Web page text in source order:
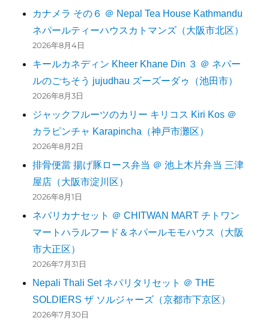
カナメラ その６ ＠ Nepal Tea House Kathmandu
ネパールティーハウスカトマンズ（大阪市北区）
2026年8月4日
キールカネディン Kheer Khane Din ３ ＠ ネパー
ルのごちそう jujudhau ズーズーダゥ（池田市）
2026年8月3日
ジャックフルーツのカリー キリコス Kiri Kos ＠
カラピンチャ Karapincha（神戸市灘区）
2026年8月2日
排骨便當 揚げ豚ロース弁当 ＠ 池上木片弁当 三津
屋店（大阪市淀川区）
2026年8月1日
ネパリカナセット ＠ CHITWAN MART チトワン
マートハラルフード＆ネパールモモハウス（大阪
市大正区）
2026年7月31日
Nepali Thali Set ネパリタリセット ＠ THE
SOLDIERS ザ ソルジャーズ（京都市下京区）
2026年7月30日